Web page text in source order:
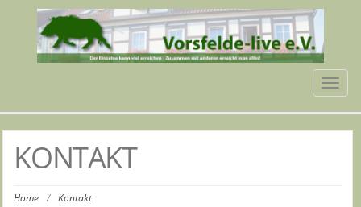
KONTAKT
Home / Kontakt